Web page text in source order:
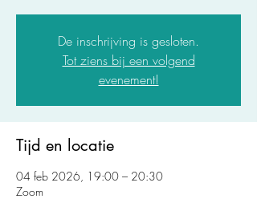
De inschrijving is gesloten.
Tot ziens bij een volgend
evenement!
Tijd en locatie
04 feb 2026, 19:00 – 20:30
Zoom